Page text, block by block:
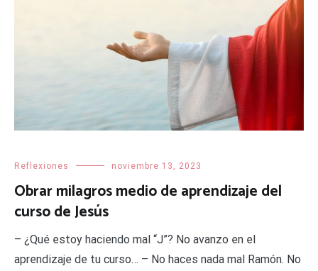
Reflexiones noviembre 13, 2023
Obrar milagros medio de aprendizaje del
curso de Jesús
– ¿Qué estoy haciendo mal “J”? No avanzo en el
aprendizaje de tu curso… – No haces nada mal Ramón. No